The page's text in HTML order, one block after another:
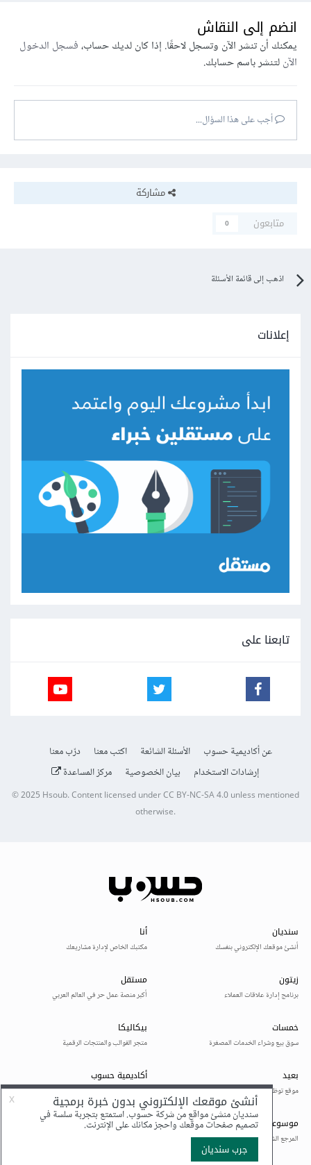
انضم إلى النقاش
يمكنك أن تنشر الآن وتسجل لاحقًا. إذا كان لديك حساب،فسجل الدخول
الآنلتنشر باسم حسابك.
أجب على هذا السؤال...
مشاركة
متابعون
0
اذهب إلى قائمة الأسئلة
إعلانات
تابعنا على
عن أكاديمية حسوب الأسئلة الشائعة اكتب معنا
درّب معنا
إرشادات الاستخدام
بيان الخصوصية مركز المساعدة
© 2025Hsoub.Content licensed underCC BY-NC-SA 4.0unless mentioned
otherwise.